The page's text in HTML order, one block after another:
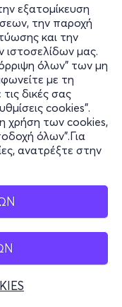
εξατομίκευση
την παροχή
και την
ιστοσελίδων μας.
όλων" των μη
με τη
δικές σας
cookies".
χρήση των cookies,
όλων".Για
ανατρέξτε στην